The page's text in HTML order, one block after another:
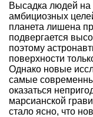
Высадка людей на
амбициозных
планета лишена
подвергается
поэтому
поверхности
Однако новые
самые
оказаться
марсианской
стало ясно, что